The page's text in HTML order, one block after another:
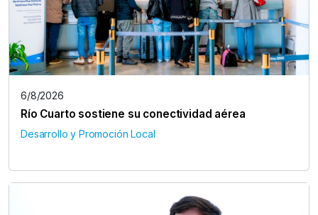
6/8/2026
Río Cuarto sostiene su conectividad aérea
Desarrollo y Promoción Local